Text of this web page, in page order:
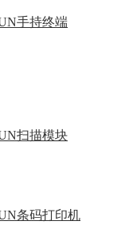
手持终端
扫描模块
条码打印机